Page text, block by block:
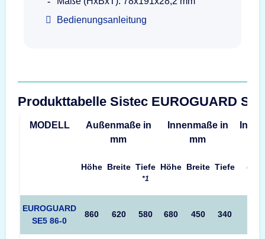
Bedienungsanleitung
Produkttabelle Sistec EUROGUARD SE5
MODELL
Außenmaße in
mm
Innenmaße in
mm
Inhalt
Höhe Breite Tiefe
*1
Höhe Breite Tiefe (L)
EUROGUARD
SE5 86-0
860 620 580 680 450 340